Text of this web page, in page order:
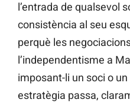
l’entrada de qualsevol
consistència al seu
perquè les
l’independentisme a
imposant-li un soci o
estratègia passa,